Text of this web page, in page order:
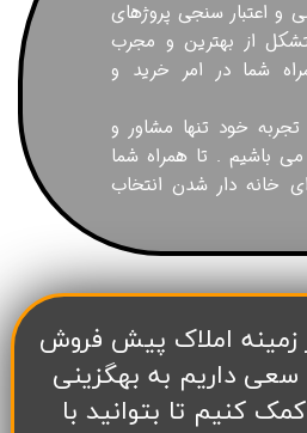
اعتبار سنجی پروژهای
از بهترین و مجرب
شما در امر خرید و
تجربه خود تنها مشاور و
می باشیم . تا همراه شما
خانه دار شدن انتخاب
در زمینه املاک پیش فروش
22 تهران سعی داریم به بهگزینی
کنیم تا بتوانید با